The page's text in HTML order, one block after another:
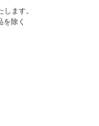
ます。
除く